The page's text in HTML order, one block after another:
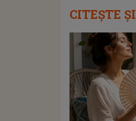
CITEȘTE ȘI